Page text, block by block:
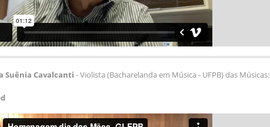
Suênia Cavalcanti - Violista (Bacharelanda em Música - UFPB) das Músicas: